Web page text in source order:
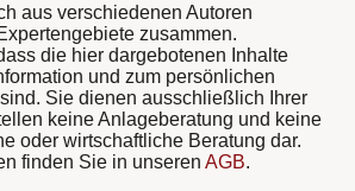
aus verschiedenen Autoren
zusammen.
die hier dargebotenen Inhalte
und zum persönlichen
Sie dienen ausschließlich Ihrer
keine Anlageberatung und keine
oder wirtschaftliche Beratung dar.
finden Sie in unseren AGB.